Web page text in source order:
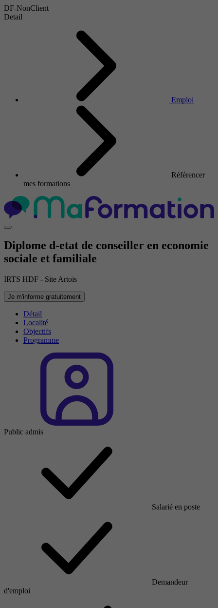
DF-NonClient
Detail
Emploi
Référencer
mes formations
Diplome d-etat de conseiller en economie
sociale et familiale
IRTS HDF - Site Artois
Je m'informe gratuitement
Détail
Localité
Objectifs
Programme
Public admis
Salarié en poste
Demandeur
d'emploi